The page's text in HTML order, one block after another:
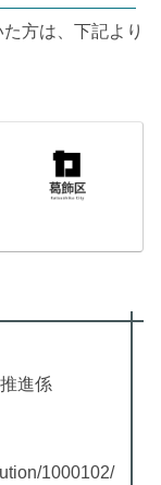
方は、下記より
進係
1000102/